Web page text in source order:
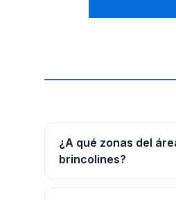
¿A qué zonas del
brincolines?